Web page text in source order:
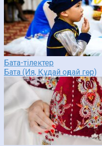
Бата-тілектер
Бата (Ия, Құдай оңдай гөр)